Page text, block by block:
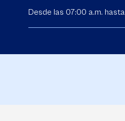
Desde las 07:00 a.m.